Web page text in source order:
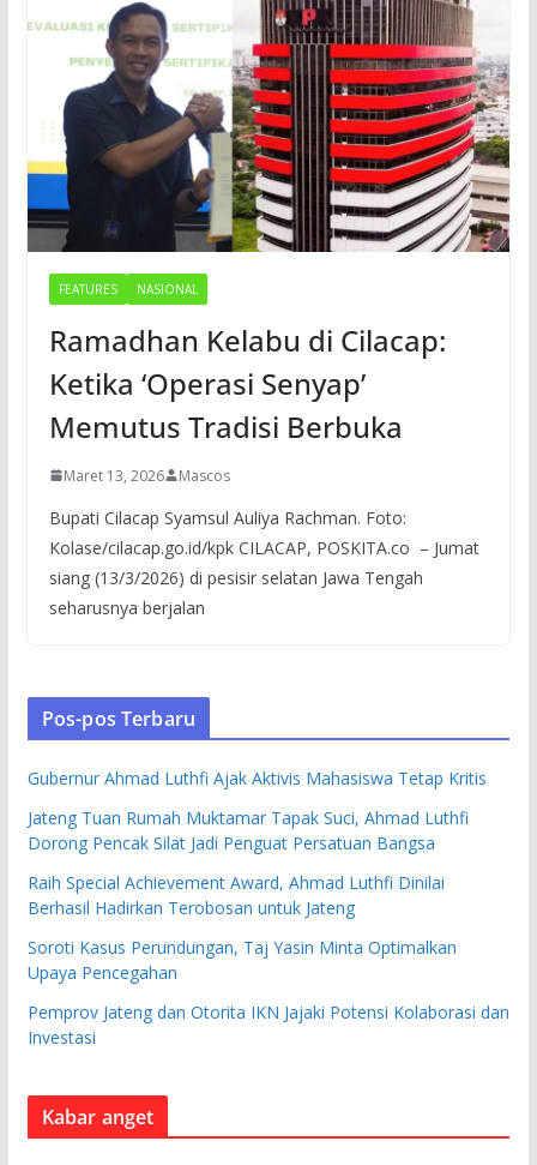
FEATURES NASIONAL
Ramadhan Kelabu di Cilacap:
Ketika ‘Operasi Senyap’
Memutus Tradisi Berbuka
Maret 13, 2026 Mascos
Bupati Cilacap Syamsul Auliya Rachman. Foto:
Kolase/cilacap.go.id/kpk CILACAP, POSKITA.co – Jumat
siang (13/3/2026) di pesisir selatan Jawa Tengah
seharusnya berjalan
Pos-pos Terbaru
Gubernur Ahmad Luthfi Ajak Aktivis Mahasiswa Tetap Kritis
Jateng Tuan Rumah Muktamar Tapak Suci, Ahmad Luthfi
Dorong Pencak Silat Jadi Penguat Persatuan Bangsa
Raih Special Achievement Award, Ahmad Luthfi Dinilai
Berhasil Hadirkan Terobosan untuk Jateng
Soroti Kasus Perundungan, Taj Yasin Minta Optimalkan
Upaya Pencegahan
Pemprov Jateng dan Otorita IKN Jajaki Potensi Kolaborasi dan
Investasi
Kabar anget